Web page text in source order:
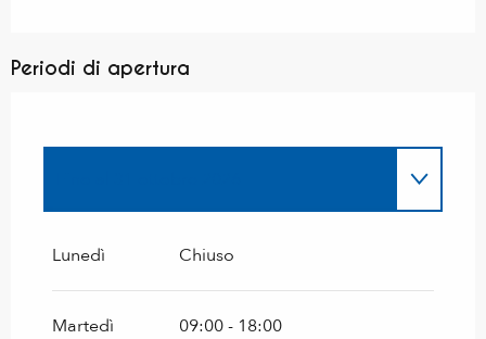
Periodi di apertura
2 gennaio 2027
Lunedì Chiuso
Martedì 09:00 - 18:00